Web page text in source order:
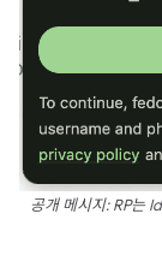
공개 메시지: RP는